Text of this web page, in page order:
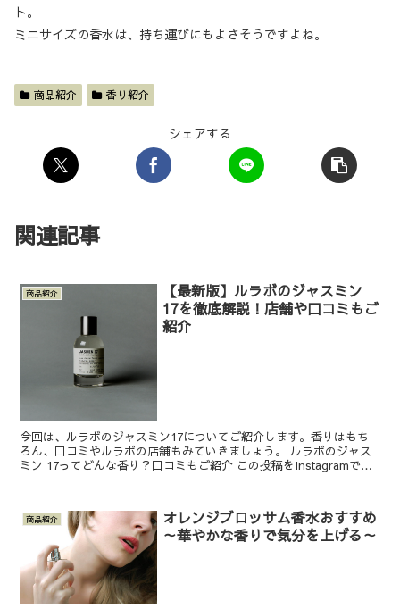
ト。
ミニサイズの香水は、持ち運びにもよさそうですよね。
商品紹介 香り紹介
シェアする
関連記事
商品紹介
【最新版】ルラボのジャスミン
17を徹底解説！店舗や口コミもご
紹介
今回は、ルラボのジャスミン17についてご紹介します。香りはもち
ろん、口コミやルラボの店舗もみていきましょう。 ルラボのジャス
ミン 17ってどんな香り？口コミもご紹介 この投稿をInstagramで見
商品紹介
オレンジブロッサム香水おすすめ
～華やかな香りで気分を上げる～